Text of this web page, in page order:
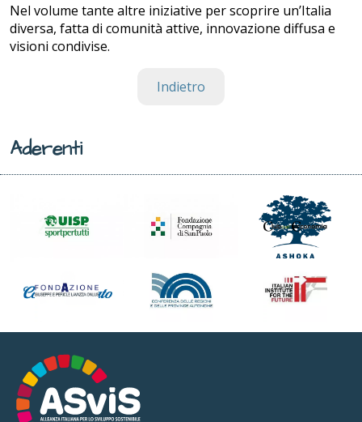
Nel volume tante altre iniziative perscoprire un’Italia
diversa, fatta di comunità attive, innovazione diffusa e
visioni condivise.
Indietro
Aderenti